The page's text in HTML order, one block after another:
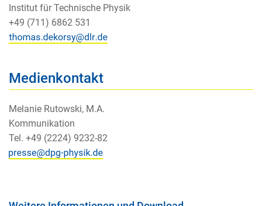
Institut für Technische Physik
+49 (711) 6862 531
Medienkontakt
Melanie Rutowski, M.A.
Kommunikation
Tel. +49 (2224) 9232-82